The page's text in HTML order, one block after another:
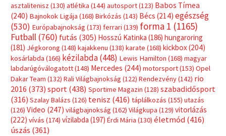
asztalitenisz (130) atlétika (144) autosport(123) Babos Tímea
(240) Bajnokok Ligája (168) Birkózás (143) Bécs (214) egészség
(530) Európabajnokság (173) ferrari (139) forma 1 (1165)
Futball (760) futás (305) Hosszú Katinka (186) hungaroring
(181) Jégkorong (148) kajakkenu (138) karate (168) kickbox(204)
kosárlabda (166) kézilabda(448) Lewis Hamilton (168) magyar
labdarúgóválogatott(148) Mercedes (244) motorsport(153) Opel
Dakar Team (132) Rali Világbajnokság (122) Rendezvény(142) rio
2016 (373) sport(438) Sportime Magazin (128) szabadidősport
(316) Szalay Balázs (126) tenisz (416) táplálkozás (155) utazás
(126) Video (247) világbajnokság (162) Világkupa (129) vitorlázás
(222) vívás (174) vízilabda (197) Érdi Mária (130) életmód(416)
úszás (361)